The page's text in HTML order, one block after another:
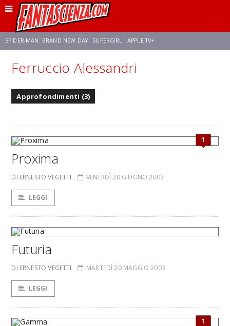
SPIDER-MAN: BRAND NEW DAY SUPERGIRL APPLE TV+
FRANCO RICCIARDIELLO ZENDAYA STAR TREK
Ferruccio Alessandri
Approfondimenti (3)
1
Proxima
DI ERNESTO VEGETTI VENERDÌ 20 GIUGNO 2003
LEGGI
Futuria
DI ERNESTO VEGETTI MARTEDÌ 20 MAGGIO 2003
LEGGI
1